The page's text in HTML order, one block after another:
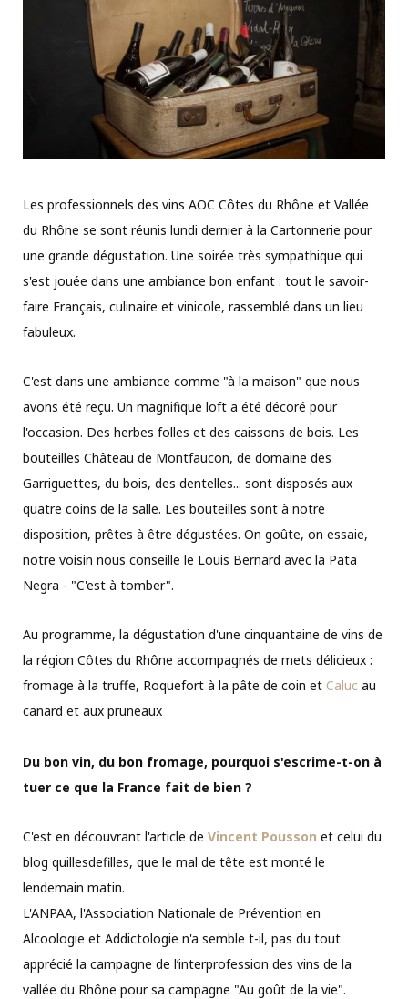
Les professionnels des vins AOC Côtes du Rhône et Vallée
du Rhône se sont réunis lundi dernier à la Cartonnerie pour
une grande dégustation. Une soirée très sympathique qui
s'est jouée dans une ambiance bon enfant : tout le savoir-
faire Français, culinaire et vinicole, rassemblé dans un lieu
fabuleux.
C'est dans une ambiance comme "à la maison" que nous
avons été reçu. Un magnifique loft a été décoré pour
l'occasion. Des herbes folles et des caissons de bois. Les
bouteilles Château de Montfaucon, de domaine des
Garriguettes, du bois, des dentelles... sont disposés aux
quatre coins de la salle. Les bouteilles sont à notre
disposition, prêtes à être dégustées. On goûte, on essaie,
notre voisin nous conseille le Louis Bernard avec la Pata
Negra - "C'est à tomber".
Au programme, la dégustation d'une cinquantaine de vins de
la région Côtes du Rhône accompagnés de mets délicieux :
fromage à la truffe, Roquefort à la pâte de coin et Caluc au
canard et aux pruneaux
Du bon vin, du bon fromage, pourquoi s'escrime-t-on à
tuer ce que la France fait de bien ?
C'est en découvrant l'article de Vincent Pousson et celui du
blog quillesdefilles, que le mal de tête est monté le
lendemain matin.
L'ANPAA, l'Association Nationale de Prévention en
Alcoologie et Addictologie n'a semble t-il, pas du tout
apprécié la campagne de l’interprofession des vins de la
vallée du Rhône pour sa campagne "Au goût de la vie".